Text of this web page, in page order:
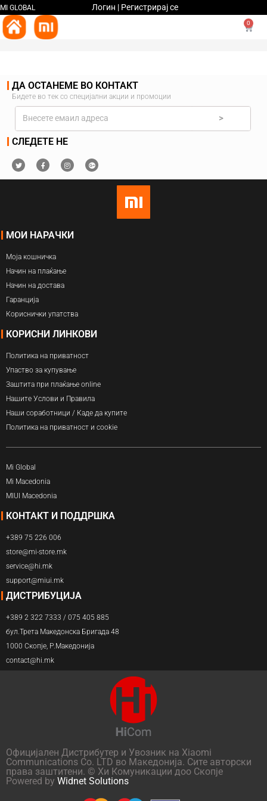
MI GLOBAL Логин | Регистрирај се
0
ДА ОСТАНЕМЕ ВО КОНТАКТ
Бидете во тек со специјални акции и промоции
>
СЛЕДЕТЕ НЕ
МОИ НАРАЧКИ
Моја кошничка
Начин на плаќање
Начин на достава
Гаранција
Кориснички упатства
КОРИСНИ ЛИНКОВИ
Политика на приватност
Упаство за купување
Заштита при плаќање online
Нашите Услови и Правила
Наши соработници / Каде да купите
Политика на приватност и cookie
Mi Global
Mi Macedonia
MIUI Macedonia
КОНТАКТ И ПОДДРШКА
+389 75 226 006
store@mi-store.mk
service@hi.mk
support@miui.mk
ДИСТРИБУЦИЈА
+389 2 322 7333 / 075 405 885
бул.Трета Македонска Бригада 48
1000 Скопје, Р.Македонија
contact@hi.mk
Официјален Дистрибутер и Увозник на Xiaomi
Communications Co. LTD во Македонија. Сите авторски
права заштитени. © Хи Комуникации доо Скопје
Powered by Widnet Solutions